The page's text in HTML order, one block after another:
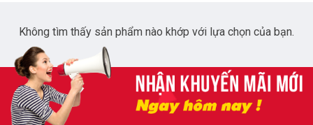
Không tìm thấy sản phẩm nào khớp với lựa chọn của bạn.